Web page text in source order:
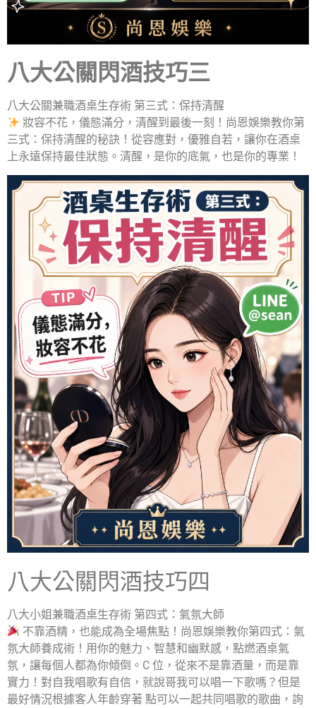
八大公關閃酒技巧三
八大公關兼職酒桌生存術 第三式：保持清醒
妝容不花，儀態滿分，清醒到最後一刻！尚恩娛樂教你第
三式：保持清醒的秘訣！從容應對，優雅自若，讓你在酒桌
上永遠保持最佳狀態。清醒，是你的底氣，也是你的專業！
八大公關閃酒技巧四
八大小姐兼職酒桌生存術 第四式：氣氛大師
不靠酒精，也能成為全場焦點！尚恩娛樂教你第四式：氣
氛大師養成術！用你的魅力、智慧和幽默感，點燃酒桌氣
氛，讓每個人都為你傾倒。C 位，從來不是靠酒量，而是靠
實力！對自我唱歌有自信，就說哥我可以唱一下歌嗎？但是
最好情況根據客人年齡穿著 點可以一起共同唱歌的歌曲，詢